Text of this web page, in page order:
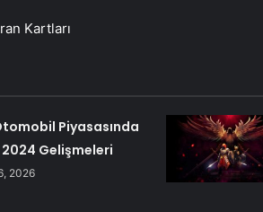
Kartları
Piyasasında
Gelişmeleri
2026